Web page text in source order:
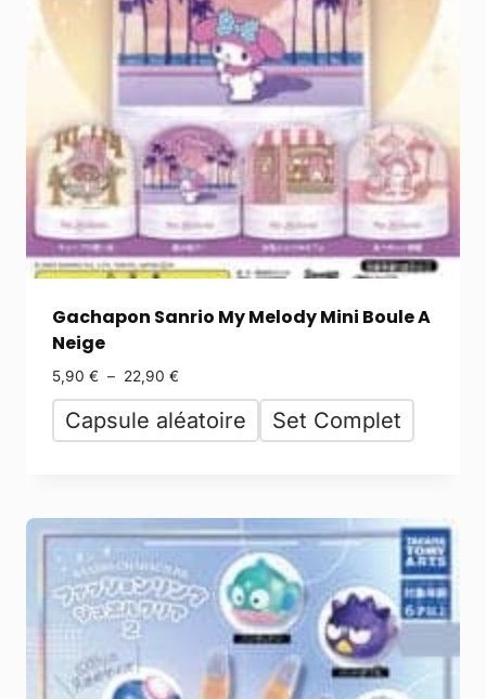
Gachapon Sanrio My Melody Mini Boule A
Neige
5,90 € – 22,90 €
Capsule aléatoire Set Complet